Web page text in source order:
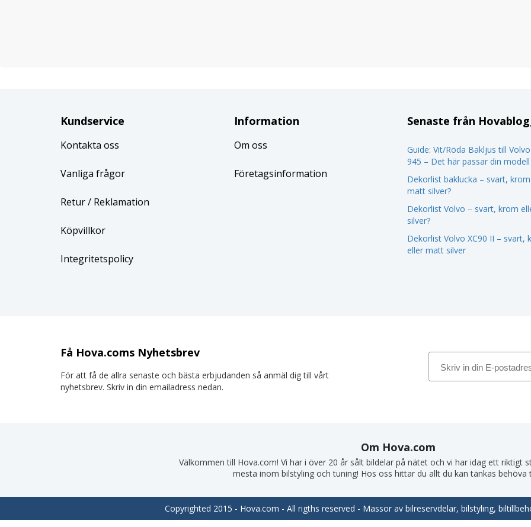
Kundservice
Kontakta oss
Vanliga frågor
Retur/ Reklamation
Köpvillkor
Integritetspolicy
Information
Om oss
Företagsinformation
Senaste från
Guide: Vit/Röda Bakljus till
945 – Det här passar din modell
Dekorlist baklucka – svart,
matt silver?
Dekorlist Volvo – svart, krom
silver?
Dekorlist Volvo XC90 II – svart,
eller matt silver
Få Hova.coms Nyhetsbrev
För att få de allra senaste och bästa erbjudanden så anmäl dig till vårt
nyhetsbrev. Skriv in din emailadress nedan.
Om Hova.com
Välkommen till Hova.com! Vi har i över 20 år sålt bildelar på nätet och vi har idag ett riktigt
mesta inom bilstyling och tuning! Hos oss hittar du allt du kan tänkas behöva
Copyrighted 2015 - Hova.com - All rigths reserved - Massor av bilreservdelar, bilstyling,